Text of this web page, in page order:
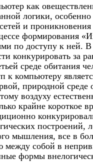
как
логики,
и
формирования
по доступу к ней. В
конкурировать за
среде обитания
к компьютеру
природной среде
воздуху
крайне короткое
построений,
мышления, все в
между собой в
формы